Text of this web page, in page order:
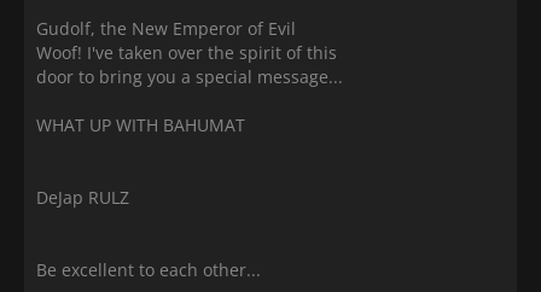
Gudolf, the New Emperor of Evil
Woof! I've taken over the spirit of this
door to bring you a special message...
WHAT UP WITH BAHUMAT
DeJap RULZ
Be excellent to each other...